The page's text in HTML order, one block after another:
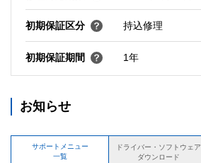
初期保証区分 持込修理
初期保証期間 1年
お知らせ
サポートメニュー
一覧
ドライバー・ソフトウェア
ダウンロード